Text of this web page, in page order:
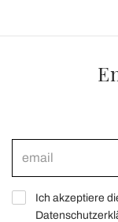
Ich akzeptiere